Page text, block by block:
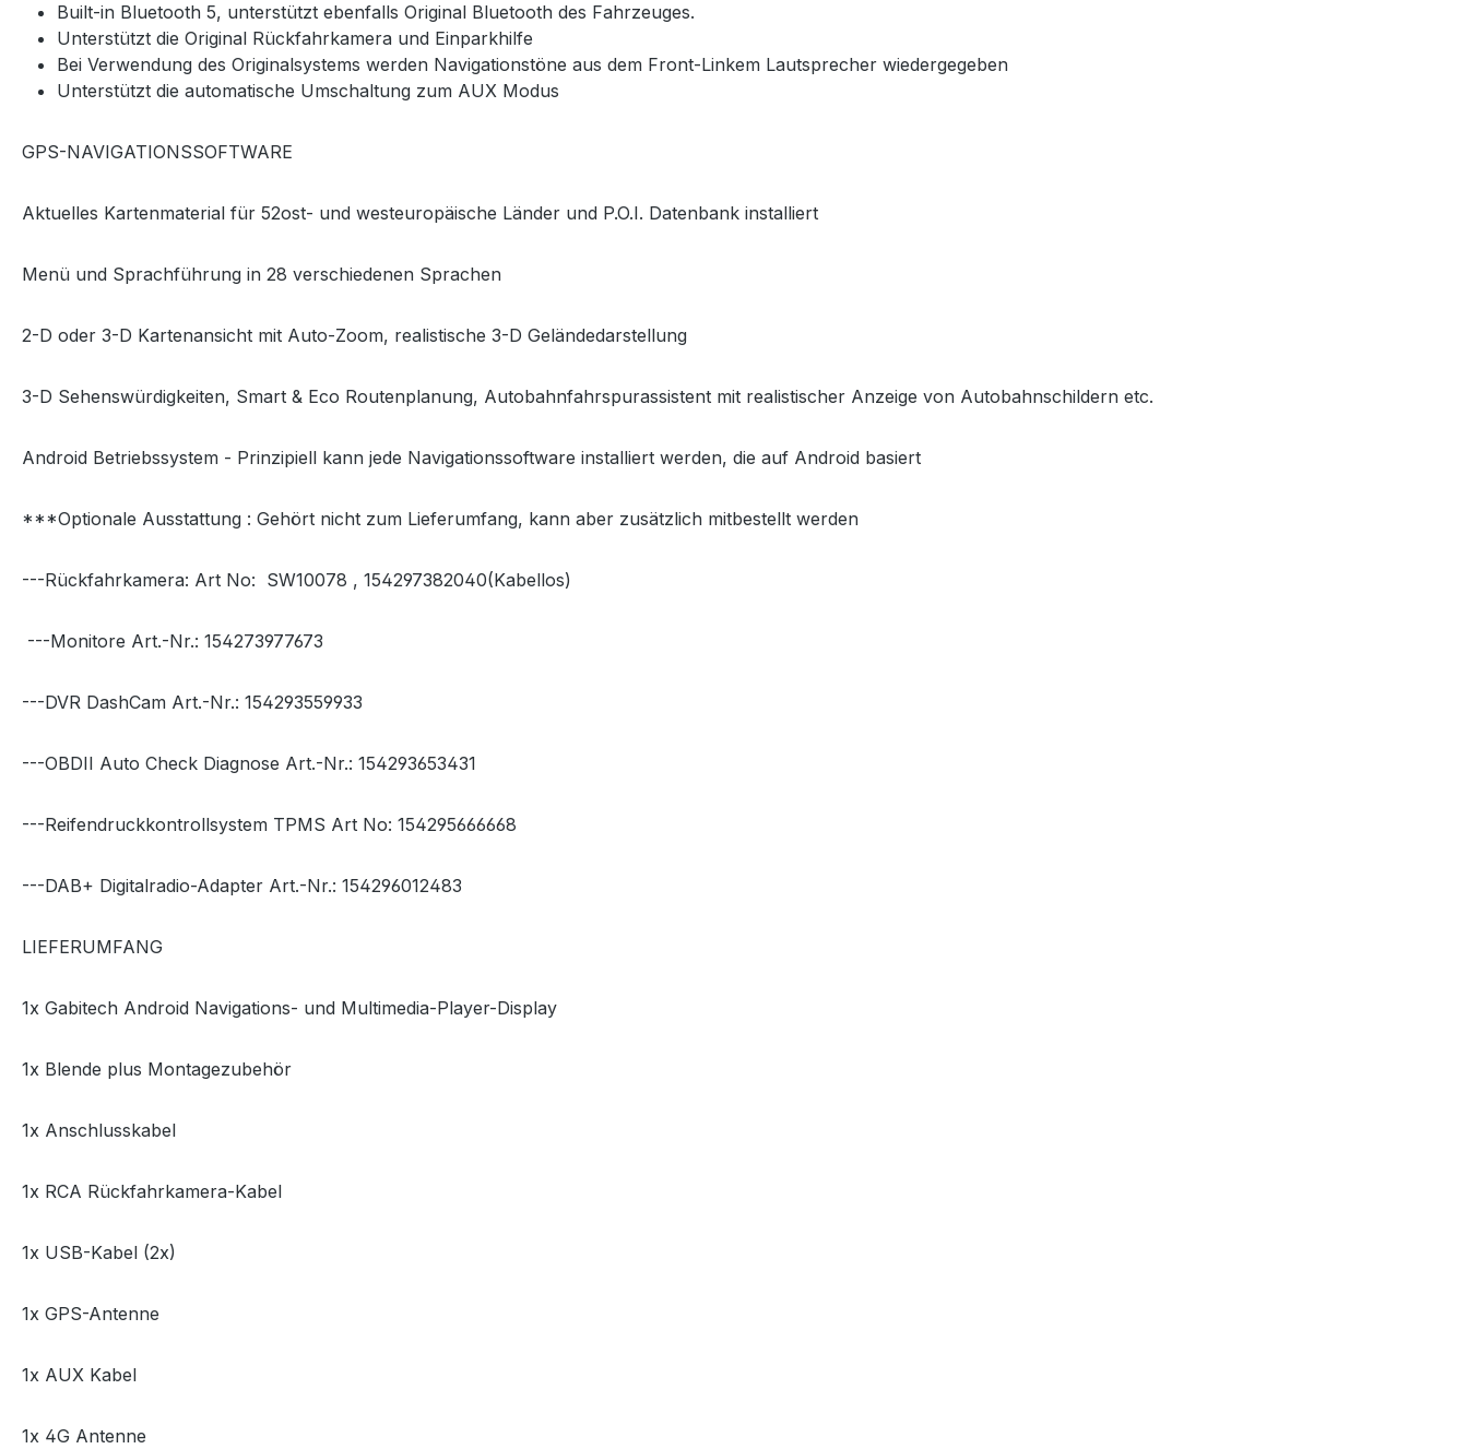
Built-in Bluetooth 5, unterstützt ebenfalls Original Bluetooth des Fahrzeuges.
Unterstützt die Original Rückfahrkamera und Einparkhilfe
Bei Verwendung des Originalsystems werden Navigationstöne aus dem Front-Linkem Lautsprecher wiedergegeben
Unterstützt die automatische Umschaltung zum AUX Modus
GPS-NAVIGATIONSSOFTWARE
Aktuelles Kartenmaterial für 52ost- und westeuropäische Länder und P.O.I. Datenbank installiert
Menü und Sprachführung in 28 verschiedenen Sprachen
2-D oder 3-D Kartenansicht mit Auto-Zoom, realistische 3-D Geländedarstellung
3-D Sehenswürdigkeiten, Smart & Eco Routenplanung, Autobahnfahrspurassistent mit realistischer Anzeige von Autobahnschildern etc.
Android Betriebssystem - Prinzipiell kann jede Navigationssoftware installiert werden, die auf Android basiert
***Optionale Ausstattung : Gehört nicht zum Lieferumfang, kann aber zusätzlich mitbestellt werden
---Rückfahrkamera: Art No: SW10078 , 154297382040(Kabellos)
---Monitore Art.-Nr.: 154273977673
---DVR DashCam Art.-Nr.: 154293559933
---OBDII Auto Check Diagnose Art.-Nr.: 154293653431
---Reifendruckkontrollsystem TPMS Art No: 154295666668
---DAB+ Digitalradio-Adapter Art.-Nr.: 154296012483
LIEFERUMFANG
1x Gabitech Android Navigations- und Multimedia-Player-Display
1x Blende plus Montagezubehör
1x Anschlusskabel
1x RCA Rückfahrkamera-Kabel
1x USB-Kabel (2x)
1x GPS-Antenne
1x AUX Kabel
1x 4G Antenne